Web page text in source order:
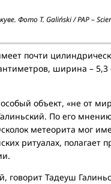
Фото T. Galiński / PAP –
почти
ширина –
объект, «не от
По его
метеорита мог
ритуалах, полагает
говорит Тадеуш